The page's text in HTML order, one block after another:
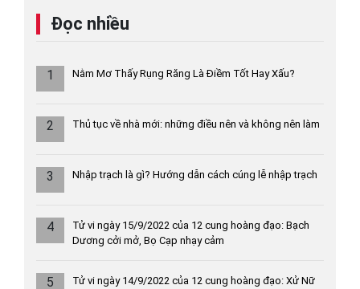
Đọc nhiều
1 Nằm Mơ Thấy Rụng Răng Là Điềm Tốt Hay Xấu?
2 Thủ tục về nhà mới: những điều nên và không nên làm
3 Nhập trạch là gì? Hướng dẫn cách cúng lễ nhập trạch
4
Tử vi ngày 15/9/2022 của 12 cung hoàng đạo: Bạch
Dương cởi mở, Bọ Cạp nhạy cảm
5
Tử vi ngày 14/9/2022 của 12 cung hoàng đạo: Xử Nữ